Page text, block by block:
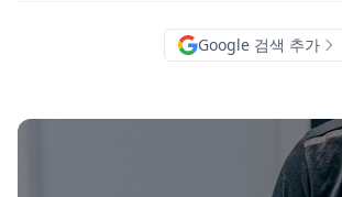
Google 검색 추가